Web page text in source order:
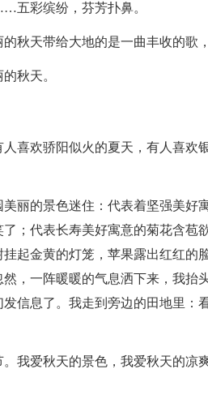
五彩缤纷，芬芳扑鼻。
秋天带给大地的是一曲丰收的歌
秋天。
喜欢骄阳似火的夏天，有人喜欢
丽的景色迷住：代表着坚强美好
；代表长寿美好寓意的菊花含苞
起金黄的灯笼，苹果露出红红的
，一阵暖暖的气息洒下来，我抬
信息了。我走到旁边的田地里：
我爱秋天的景色，我爱秋天的凉